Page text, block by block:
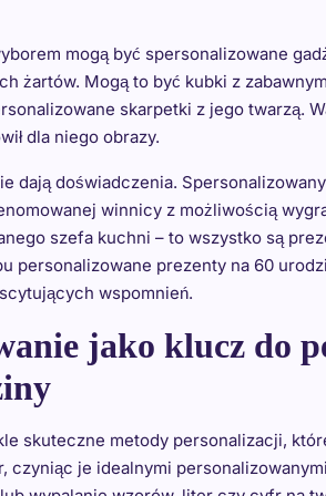
mogą być spersonalizowane
żartów. Mogą to być kubki z
skarpetki z jego twarzą.
dla niego obrazy.
dają doświadczenia.
winnicy z możliwością
szefa kuchni – to wszystko są
personalizowane prezenty na 60
wspomnień.
jako klucz do
skuteczne metody personalizacji,
czyniąc je idealnymi